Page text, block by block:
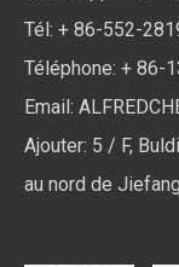
Tél: + 86-552-
Téléphone: + 86-
Email:
Ajouter: 5 / F,
au nord de